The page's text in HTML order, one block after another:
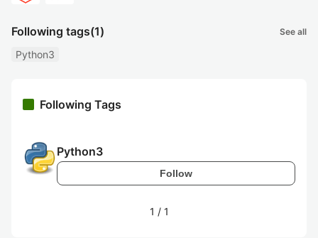
Following tags(1) See all
Python3
Following Tags
Python3
Follow
1 / 1